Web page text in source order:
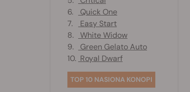
6.
Quick One
7.
Easy Start
8.
White Widow
9.
Green Gelato Auto
10. Royal Dwarf
TOP 10 NASIONA KONOPI